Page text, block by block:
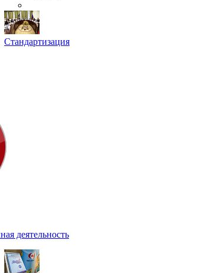
Стандартизация
деятельность